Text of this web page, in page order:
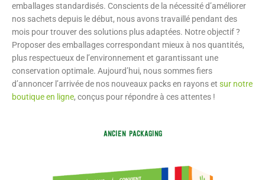
emballages standardisés. Conscients de la nécessité d’améliorer
nos sachets depuis le début, nous avons travaillé pendant des
mois pour trouver des solutions plus adaptées. Notre objectif ?
Proposer des emballages correspondant mieux à nos quantités,
plus respectueux de l’environnement et garantissant une
conservation optimale. Aujourd’hui, nous sommes fiers
d’annoncer l’arrivée de nos nouveaux packs en rayons et sur notre
boutique en ligne, conçus pour répondre à ces attentes !
ANCIEN PACKAGING